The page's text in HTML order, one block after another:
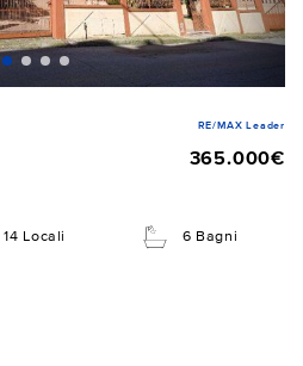
RE/MAX Leader
365.000€
14 Locali 6 Bagni